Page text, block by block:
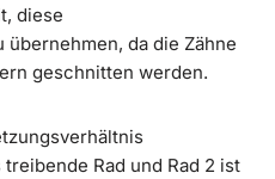
diese
da die Zähne
geschnitten werden.
treibende Rad und Rad 2 ist